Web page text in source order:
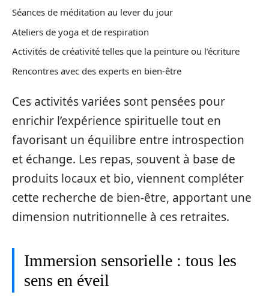
Séances de méditation au lever du jour
Ateliers de yoga et de respiration
Activités de créativité telles que la peinture ou l’écriture
Rencontres avec des experts en bien-être
Ces activités variées sont pensées pour
enrichir l’expérience spirituelle tout en
favorisant un équilibre entre introspection
et échange. Les repas, souvent à base de
produits locaux et bio, viennent compléter
cette recherche de bien-être, apportant une
dimension nutritionnelle à ces retraites.
Immersion sensorielle : tous les
sens en éveil